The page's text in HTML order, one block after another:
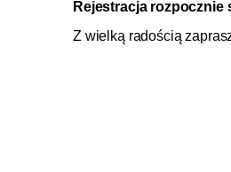
Rejestracja rozpocznie
Z wielką radością